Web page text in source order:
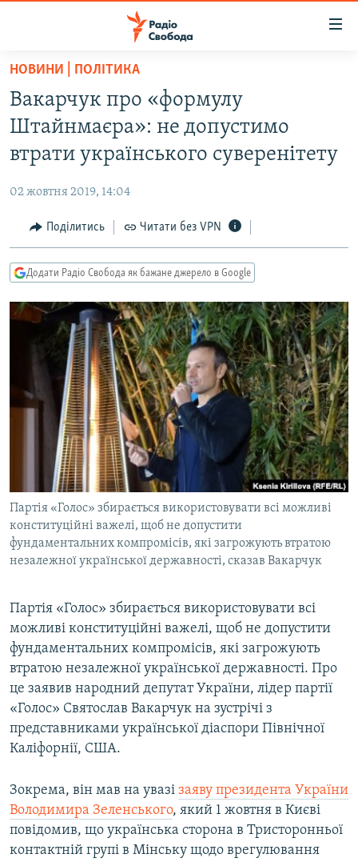
Перейти
основного
матеріалу
до
основної
Перейти
до
пошуку
РАДІО СВОБОДА – 70 РОКІВ
ВСЕ ЗА ДОБУ
СУСПІЛЬСТВО
УКРАЇНА
РОСІЙСЬКА «ФІЛЬТРАЦІЯ»
ДОНБАС.РЕАЛІЇ
ТИ ЯК?
СХЕМИ
КИТАЙ.ВИКЛИКИ
МУЛЬТИМЕДІА
ФОТО
СПЕЦПРОЄКТИ
ПОДКАСТИ
КРИМ РЕАЛІЇ
РУС
УКР
ДОЛУЧАЙСЯ!
Усі сайти RFE/RL
НОВИНИ | ПОЛІТИКА
Вакарчук про «формулу
Штайнмаєра»: не допустимо
втрати українського суверенітету
02 жовтня 2019, 14:04
Поділитись Читати без VPN
Додати Радіо Свобода як бажане джерело в Google
Партія «Голос» збирається використовувати всі можливі
конституційні важелі, щоб не допустити
фундаментальних компромісів, які загрожують втратою
незалежної української державності, сказав Вакарчук
Партія «Голос» збирається використовувати всі
можливі конституційні важелі, щоб не допустити
фундаментальних компромісів, які загрожують
втратою незалежної української державності. Про
це заявив народний депутат України, лідер партії
«Голос» Святослав Вакарчук на зустрічі з
представниками української діаспори Північної
Каліфорнії, США.
Зокрема, він мав на увазі заяву президента України
Володимира Зеленського, який 1 жовтня в Києві
повідомив, що українська сторона в Тристоронньої
контактній групі в Мінську щодо врегулювання